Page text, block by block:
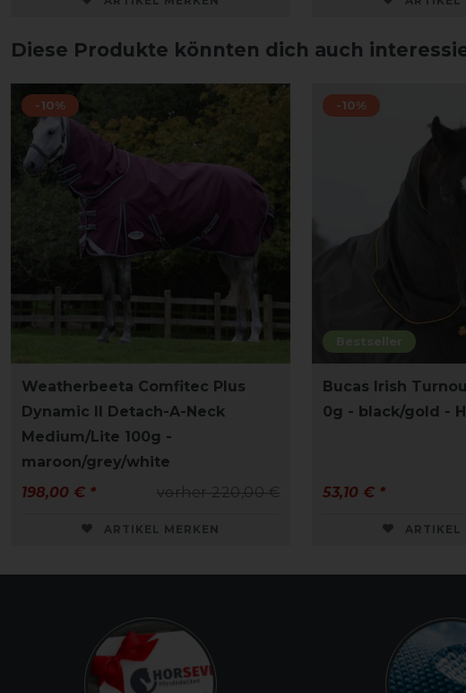
Diese Produkte könnten dich auch
-10%
Weatherbeeta Comfitec Plus
Dynamic II Detach-A-Neck
Medium/Lite 100g -
maroon/grey/white
vorher 220,00 €
198,00 € *
ARTIKEL MERKEN
Bestseller
-10%
Bucas Irish
0g - black/gold -
53,10 € *
ARTIKEL